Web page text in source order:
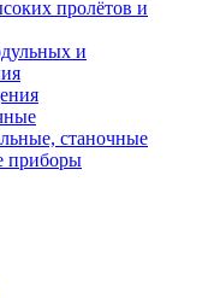
пролётов и
и
станочные
приборы